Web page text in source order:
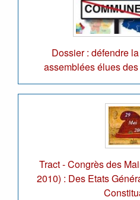
Dossier : défendre
assemblées élues
Tract - Congrès des
2010) : Des Etats